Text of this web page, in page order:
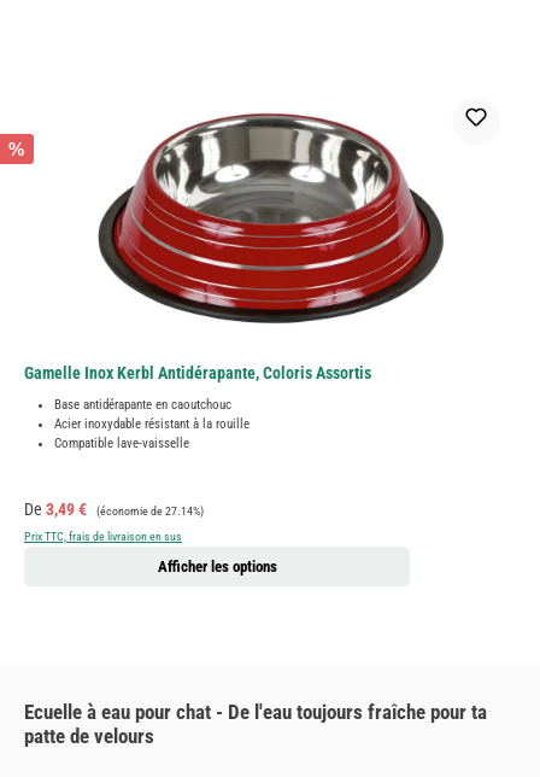
%
Gamelle Inox Kerbl Antidérapante, Coloris Assortis
Base antidérapante en caoutchouc
Acier inoxydable résistant à la rouille
Compatible lave-vaisselle
Prix de vente :
De 3,49 € Prix régulier :
(économie de 27.14%)
Prix TTC, frais de livraison en sus
Afficher les options
Ecuelle à eau pour chat - De l'eau toujours fraîche pour ta
patte de velours